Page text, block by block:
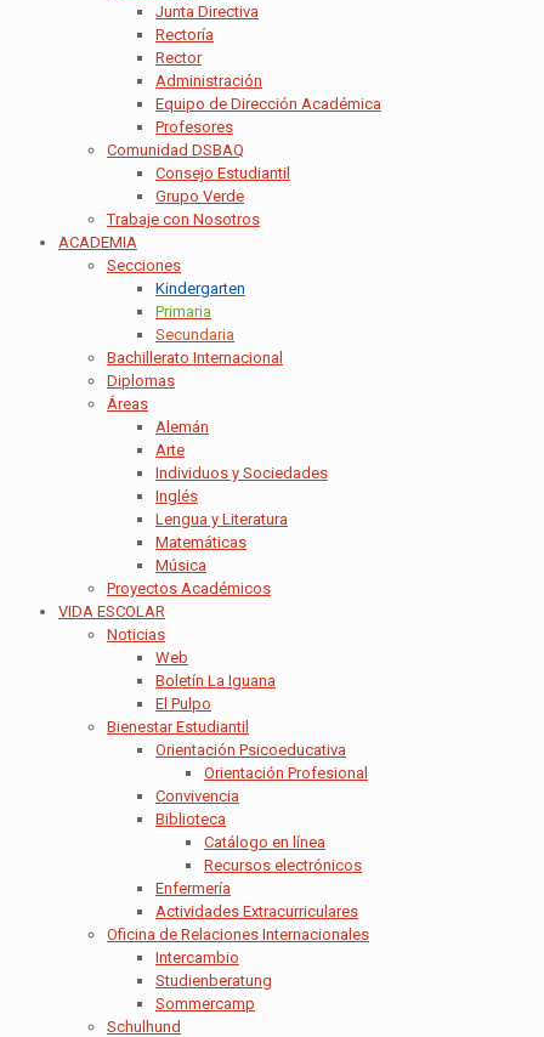
Junta Directiva
Rectoría
Rector
Administración
Equipo de Dirección Académica
Profesores
Comunidad DSBAQ
Consejo Estudiantil
Grupo Verde
Trabaje con Nosotros
ACADEMIA
Secciones
Kindergarten
Primaria
Secundaria
Bachillerato Internacional
Diplomas
Áreas
Alemán
Arte
Individuos y Sociedades
Inglés
Lengua y Literatura
Matemáticas
Música
Proyectos Académicos
VIDA ESCOLAR
Noticias
Web
Boletín La Iguana
El Pulpo
Bienestar Estudiantil
Orientación Psicoeducativa
Orientación Profesional
Convivencia
Biblioteca
Catálogo en línea
Recursos electrónicos
Enfermería
Actividades Extracurriculares
Oficina de Relaciones Internacionales
Intercambio
Studienberatung
Sommercamp
Schulhund